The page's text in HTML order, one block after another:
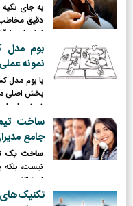
به جای
دقیق
ابزارهای
بوم
نمونه عملی
بخش اصلی
نمونه برای
ساخت
جامع
ساخت یک
نیست، بلکه
استراتژی و